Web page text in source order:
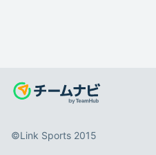
©️Link Sports 2015